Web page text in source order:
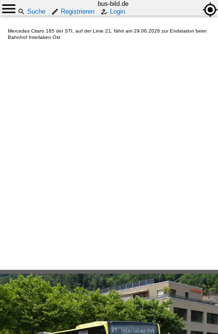
bus-bild.de
Suche
Registrieren Login
Mercedes Citaro 185 der STI, auf der Linie 21, fährt am 29.06.2026 zur Endstation beim
Bahnhof Interlaken Ost